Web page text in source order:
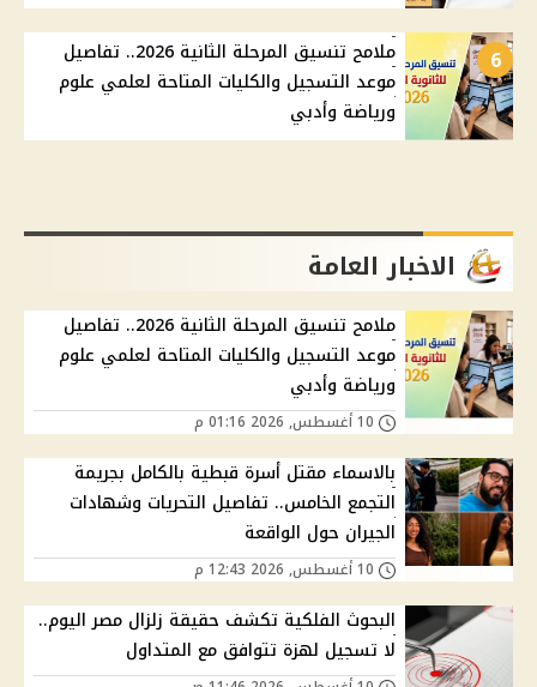
6
ملامح تنسيق المرحلة الثانية 2026.. تفاصيل
موعد التسجيل والكليات المتاحة لعلمي علوم
ورياضة وأدبي
الاخبار العامة
ملامح تنسيق المرحلة الثانية 2026.. تفاصيل
موعد التسجيل والكليات المتاحة لعلمي علوم
ورياضة وأدبي
بالاسماء مقتل أسرة قبطية بالكامل بجريمة
التجمع الخامس.. تفاصيل التحريات وشهادات
الجيران حول الواقعة
البحوث الفلكية تكشف حقيقة زلزال مصر اليوم..
لا تسجيل لهزة تتوافق مع المتداول